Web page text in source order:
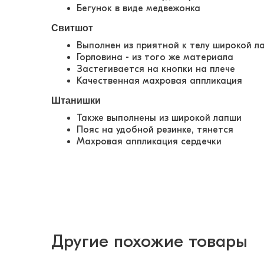
Бегунок в виде медвежонка
Свитшот
Выполнен из приятной к телу широкой
Горловина - из того же материала
Застегивается на кнопки на плече
Качественная махровая аппликация
Штанишки
Также выполнены из широкой лапши
Пояс на удобной резинке, тянется
Махровая аппликация сердечки
Другие похожие товары